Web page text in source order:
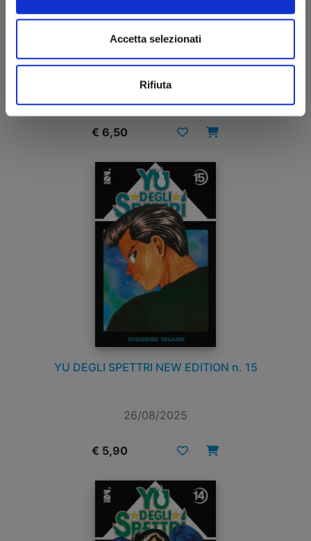
Accetta selezionati
Rifiuta
€ 6,50
YU DEGLI SPETTRI NEW EDITION n. 15
26/08/2025
€ 5,90